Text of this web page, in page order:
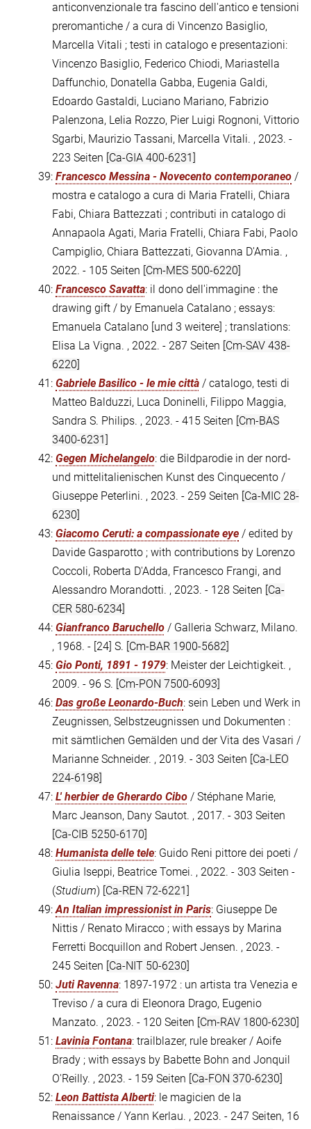
anticonvenzionale tra fascino dell'antico e tensioni
preromantiche / a cura di Vincenzo Basiglio,
Marcella Vitali ; testi in catalogo e presentazioni:
Vincenzo Basiglio, Federico Chiodi, Mariastella
Daffunchio, Donatella Gabba, Eugenia Galdi,
Edoardo Gastaldi, Luciano Mariano, Fabrizio
Palenzona, Lelia Rozzo, Pier Luigi Rognoni, Vittorio
Sgarbi, Maurizio Tassani, Marcella Vitali. , 2023. -
223 Seiten [Ca-GIA 400-6231]
39: Francesco Messina - Novecento contemporaneo /
mostra e catalogo a cura di Maria Fratelli, Chiara
Fabi, Chiara Battezzati ; contributi in catalogo di
Annapaola Agati, Maria Fratelli, Chiara Fabi, Paolo
Campiglio, Chiara Battezzati, Giovanna D'Amia. ,
2022. - 105 Seiten [Cm-MES 500-6220]
40: Francesco Savatta: il dono dell'immagine : the
drawing gift / by Emanuela Catalano ; essays:
Emanuela Catalano [und 3 weitere] ; translations:
Elisa La Vigna. , 2022. - 287 Seiten [Cm-SAV 438-
6220]
41: Gabriele Basilico - le mie città / catalogo, testi di
Matteo Balduzzi, Luca Doninelli, Filippo Maggia,
Sandra S. Philips. , 2023. - 415 Seiten [Cm-BAS
3400-6231]
42: Gegen Michelangelo: die Bildparodie in der nord-
und mittelitalienischen Kunst des Cinquecento /
Giuseppe Peterlini. , 2023. - 259 Seiten [Ca-MIC 28-
6230]
43: Giacomo Ceruti: a compassionate eye / edited by
Davide Gasparotto ; with contributions by Lorenzo
Coccoli, Roberta D'Adda, Francesco Frangi, and
Alessandro Morandotti. , 2023. - 128 Seiten [Ca-
CER 580-6234]
44: Gianfranco Baruchello / Galleria Schwarz, Milano.
, 1968. - [24] S. [Cm-BAR 1900-5682]
45: Gio Ponti, 1891 - 1979: Meister der Leichtigkeit. ,
2009. - 96 S. [Cm-PON 7500-6093]
46: Das große Leonardo-Buch: sein Leben und Werk in
Zeugnissen, Selbstzeugnissen und Dokumenten :
mit sämtlichen Gemälden und der Vita des Vasari /
Marianne Schneider. , 2019. - 303 Seiten [Ca-LEO
224-6198]
47: L' herbier de Gherardo Cibo / Stéphane Marie,
Marc Jeanson, Dany Sautot. , 2017. - 303 Seiten
[Ca-CIB 5250-6170]
48: Humanista delle tele: Guido Reni pittore dei poeti /
Giulia Iseppi, Beatrice Tomei. , 2022. - 303 Seiten -
(Studium) [Ca-REN 72-6221]
49:An Italian impressionist in Paris: Giuseppe De
Nittis / Renato Miracco ; with essays by Marina
Ferretti Bocquillon and Robert Jensen. , 2023. -
245 Seiten [Ca-NIT 50-6230]
50: Juti Ravenna: 1897-1972 : un artista tra Venezia e
Treviso / a cura di Eleonora Drago, Eugenio
Manzato. , 2023. - 120 Seiten [Cm-RAV 1800-6230]
51: Lavinia Fontana: trailblazer, rule breaker / Aoife
Brady ; with essays by Babette Bohn and Jonquil
O'Reilly. , 2023. - 159 Seiten [Ca-FON 370-6230]
52: Leon Battista Alberti: le magicien de la
Renaissance / Yann Kerlau. , 2023. - 247 Seiten, 16